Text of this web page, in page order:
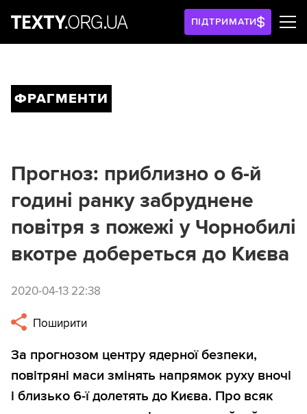
ПІДТРИМАТИ
ФРАГМЕНТИ
Прогноз: приблизно о 6-й
годині ранку забруднене
повітря з пожежі у Чорнобилі
вкотре добереться до Києва
2020-04-13 22:38
Поширити
За прогнозом центру ядерної безпеки,
повітряні маси змінять напрямок руху вночі
і близько 6-ї долетять до Києва. Про всяк